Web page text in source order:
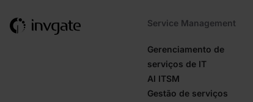
Service Management
Gerenciamento de
serviços de IT
AI ITSM
Gestão de serviços